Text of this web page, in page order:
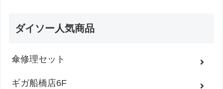
ダイソー人気商品
傘修理セット
ギガ船橋店6F